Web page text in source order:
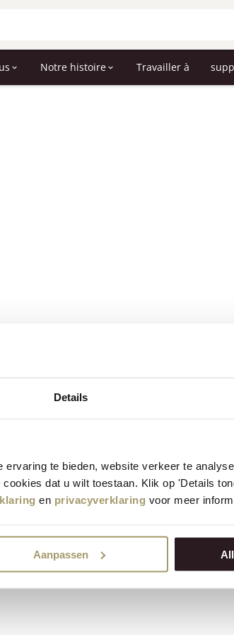
Details
te bieden, website verkeer te
dat u wilt toestaan. Klik op 'Details
en privacyverklaring voor meer
Aanpassen
Notre histoire Travailler à